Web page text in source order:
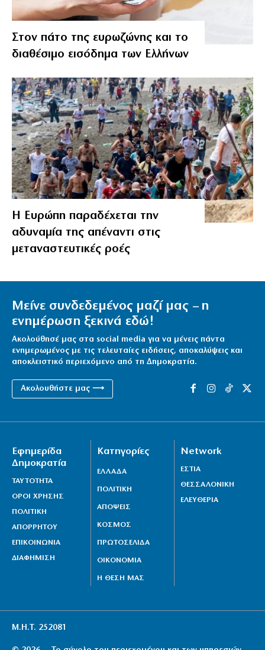
Στον πάτο της ευρωζώνης και το
διαθέσιμο εισόδημα των Ελλήνων
Η Ευρώπη παραδέχεται την
αδυναμία της απέναντι στις
μεταναστευτικές ροές
Μείνε συνδεδεμένος μαζί μας – η
ενημέρωση ξεκινά εδώ!
Ακολούθησέ μας στα social media για να μένεις πάντα
ενημερωμένος με τις τελευταίες ειδήσεις, αποκαλύψεις και
αποκλειστικό περιεχόμενο από τη Δημοκρατία.
Ακολουθήστε μας ⟶
Εφημερίδα
Δημοκρατία
ΤΑΥΤΟΤΗΤΑ
ΟΡΟΙ ΧΡΗΣΗΣ
ΠΟΛΙΤΙΚΗ
ΑΠΟΡΡΗΤΟΥ
ΕΠΙΚΟΙΝΩΝΙΑ
ΔΙΑΦΗΜΙΣΗ
Κατηγορίες
ΕΛΛΑΔΑ
ΠΟΛΙΤΙΚΗ
ΑΠΟΨΕΙΣ
ΚΟΣΜΟΣ
ΠΡΩΤΟΣΕΛΙΔΑ
ΟΙΚΟΝΟΜΙΑ
Η ΘΕΣΗ ΜΑΣ
Network
ΕΣΤΙΑ
ΘΕΣΣΑΛΟΝΙΚΗ
ΕΛΕΥΘΕΡΙΑ
Μ.Η.Τ. 252081